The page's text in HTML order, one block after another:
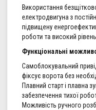
Використання
електродвигуна з
підвищену
роботи та високий
Функціональні
Самоблокувальний
фіксує ворота без
Плавний старт і плавна
забезпечення тихої
Можливість ручного